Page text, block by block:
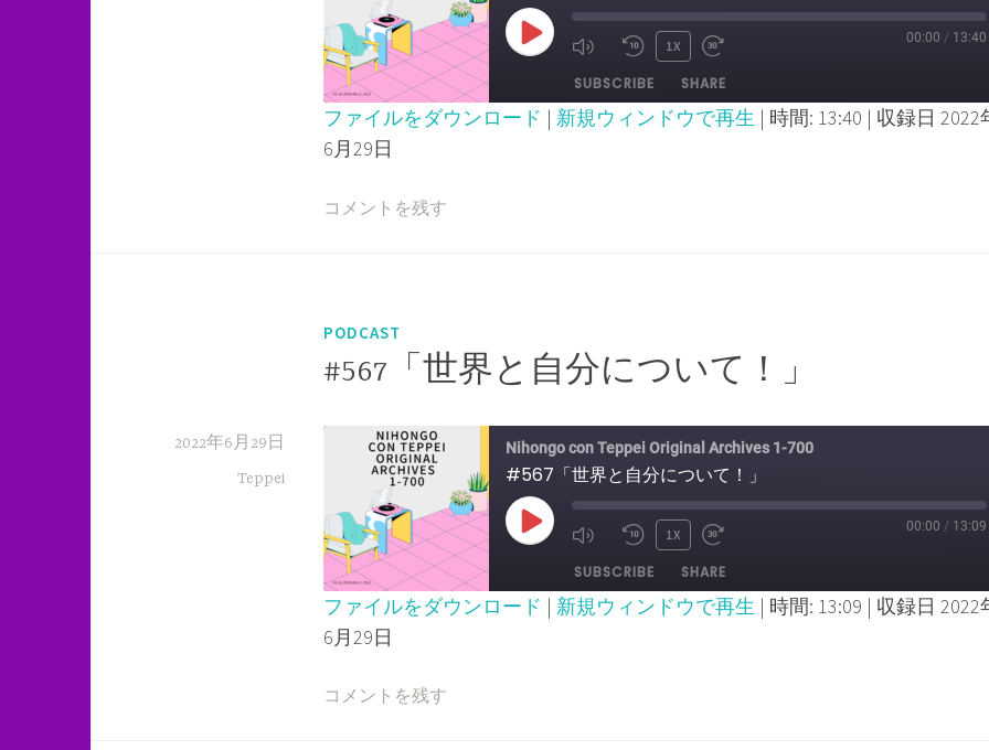
PLAY
EPISODE
MUTE/UNMUTE
EPISODE
REWIND
10
1X
FORWARD
00:00 / 13:40
SUBSCRIBE SHARE
SHARE
ファイルをダウンロード | 新規ウィンドウで再生 | 時間: 13:40 | 収録日 2022
6月29日
コメントを残す
PODCAST
#567「世界と自分について！」
2022年6月29日
Teppei
Nihongo con Teppei Original Archives 1-700
#567「世界と自分について！」
PLAY
EPISODE
MUTE/UNMUTE
EPISODE
REWIND
10
1X
FORWARD
00:00 / 13:09
SUBSCRIBE SHARE
SHARE
ファイルをダウンロード | 新規ウィンドウで再生 | 時間: 13:09 | 収録日 2022
6月29日
コメントを残す